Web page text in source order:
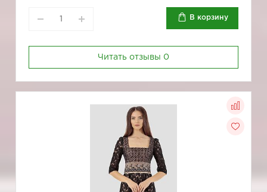
В корзину
Читать отзывы 0